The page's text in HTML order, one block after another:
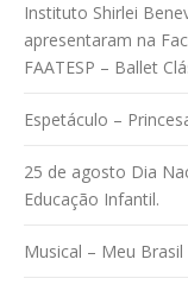
Instituto Shirlei
apresentaram na
FAATESP – Ballet
Espetáculo –
25 de agosto Dia
Educação Infantil.
Musical – Meu